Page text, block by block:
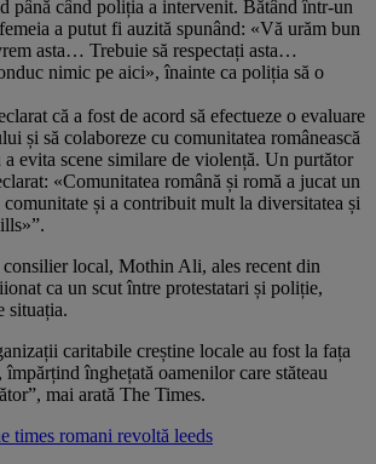
până când poliția a intervenit. Bătând într-un
a putut fi auzită spunând: «Vă urăm bun
asta… Trebuie să respectați asta…
nimic pe aici», înainte ca poliția să o
că a fost de acord să efectueze o evaluare
și să colaboreze cu comunitatea românească
a evita scene similare de violență. Un purtător
«Comunitatea română și romă a jucat un
și a contribuit mult la diversitatea și
local, Mothin Ali, ales recent din
ca un scut între protestatari și poliție,
situația.
caritabile creștine locale au fost la fața
înghețată oamenilor care stăteau
mai arată The Times.
times romani revoltă leeds